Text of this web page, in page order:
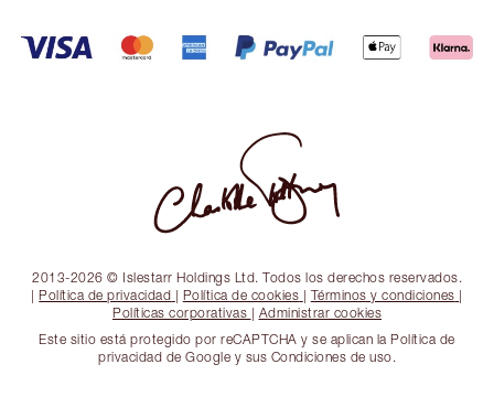
2013-2026 © Islestarr Holdings Ltd. Todos los derechos reservados.
| Política de privacidad | Política de cookies | Términos y condiciones |
Políticas corporativas | Administrar cookies
Este sitio está protegido por reCAPTCHA y se aplican la Política de
privacidad de Google y sus Condiciones de uso.